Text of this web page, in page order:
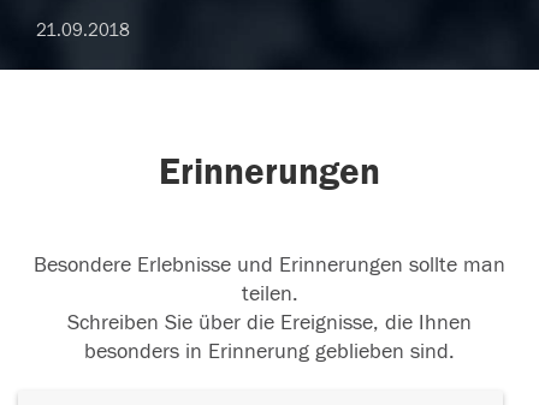
21.09.2018
Erinnerungen
Besondere Erlebnisse und Erinnerungen sollte man
teilen.
Schreiben Sie über die Ereignisse, die Ihnen
besonders in Erinnerung geblieben sind.